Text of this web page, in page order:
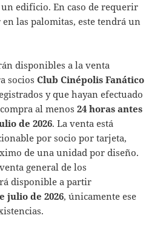
edificio. En caso de requerir
las palomitas, este tendrá un
disponibles a la venta
sociosClub Cinépolis Fanático
y que hayan efectuado
al menos24 horas antes
de 2026. La venta está
por socio por tarjeta,
de una unidad por diseño.
general de los
disponible a partir
julio de 2026, únicamente ese